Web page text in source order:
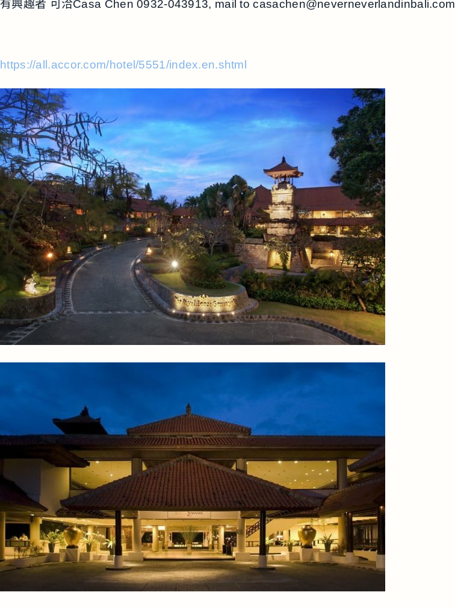
有興趣者 可洽Casa Chen 0932-043913, mail tocasachen@neverneverlandinbali.com
https://all.accor.com/hotel/5551/index.en.shtml